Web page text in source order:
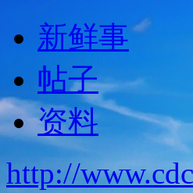
新鲜事
帖子
资料
http://